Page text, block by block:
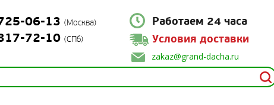
06-13 (Москва)
72-10 (СПб)
Работаем 24 часа
Условия доставки
zakaz@grand-dacha.ru